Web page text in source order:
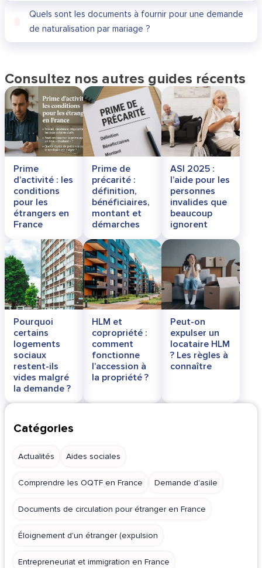
Quels sont les documents à fournir pour une demande
de naturalisation par mariage ?
Consultez nos autres guides récents
Prime
d’activité : les
conditions
pour les
étrangers en
France
Prime de
précarité :
définition,
bénéficiaires,
montant et
démarches
ASI 2025 :
l’aide pour les
personnes
invalides que
beaucoup
ignorent
Pourquoi
certains
logements
sociaux
restent-ils
vides malgré
la demande ?
HLM et
copropriété :
comment
fonctionne
l’accession à
la propriété ?
Peut-on
expulser un
locataire HLM
? Les règles à
connaître
Catégories
Actualités Aides sociales
Comprendre les OQTF en France Demande d'asile
Documents de circulation pour étranger en France
Éloignement d'un étranger (expulsion
Entrepreneuriat et immigration en France